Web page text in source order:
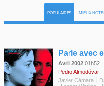
POPULAIRES MIEUX
Parle avec
Avril 2002 01h52
Pedro Almodóvar
Javier Cámara